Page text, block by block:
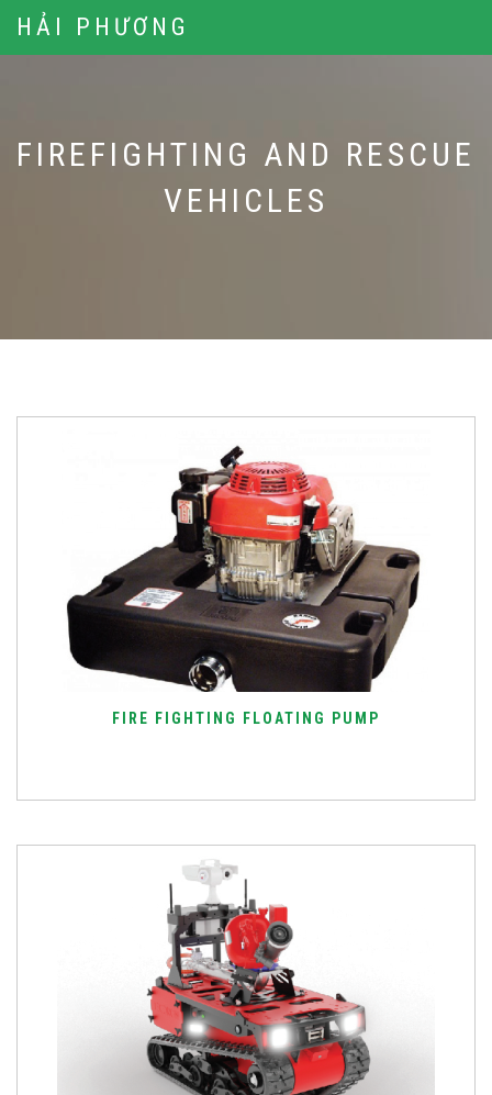
HẢI PHƯƠNG
FIREFIGHTING AND RESCUE
VEHICLES
FIRE FIGHTING FLOATING PUMP